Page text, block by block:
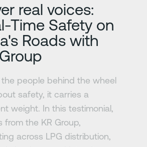
real voices:
Time Safety on
Roads with
people behind the wheel
safety, it carries a
weight. In this testimonial,
from the KR Group,
across LPG distribution,